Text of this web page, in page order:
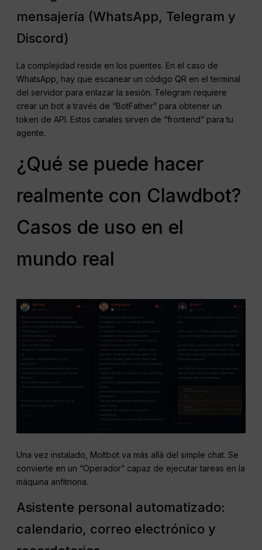
mensajería (WhatsApp, Telegram y
Discord)
La complejidad reside en los puentes. En el caso de
WhatsApp, hay que escanear un código QR en el terminal
del servidor para enlazar la sesión. Telegram requiere
crear un bot a través de “BotFather” para obtener un
token de API. Estos canales sirven de “frontend” para tu
agente.
¿Qué se puede hacer
realmente con Clawdbot?
Casos de uso en el
mundo real
Una vez instalado, Moltbot va más allá del simple chat. Se
convierte en un “Operador” capaz de ejecutar tareas en la
máquina anfitriona.
Asistente personal automatizado:
calendario, correo electrónico y